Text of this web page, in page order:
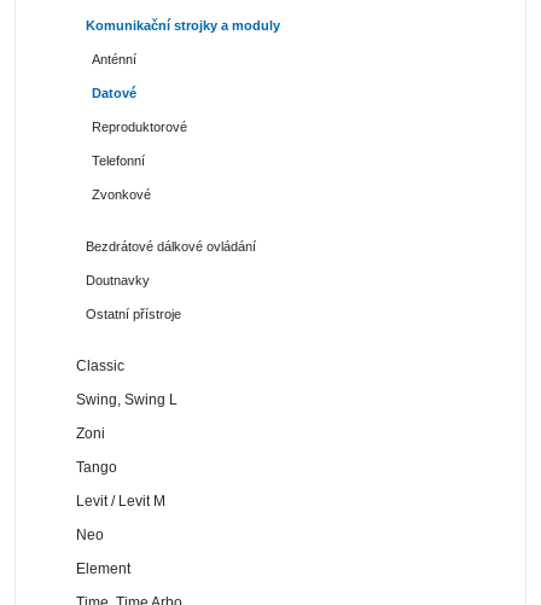
Komunikační strojky a moduly
Anténní
Datové
Reproduktorové
Telefonní
Zvonkové
Bezdrátové dálkové ovládání
Doutnavky
Ostatní přístroje
Classic
Swing, Swing L
Zoni
Tango
Levit / Levit M
Neo
Element